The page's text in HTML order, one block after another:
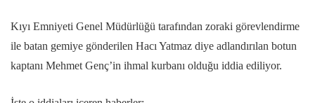
Kıyı Emniyeti Genel Müdürlüğü tarafından zoraki görevlendirme
ile batan gemiye gönderilen Hacı Yatmaz diye adlandırılan botun
kaptanı Mehmet Genç’in ihmal kurbanı olduğu iddia ediliyor.